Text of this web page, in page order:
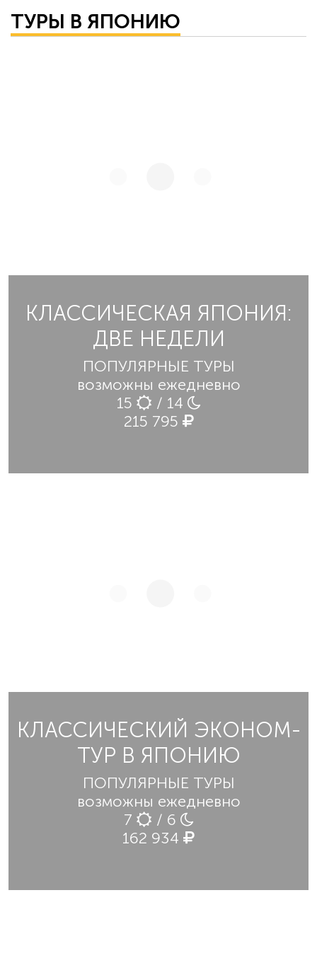
ТУРЫ В ЯПОНИЮ
КЛАССИЧЕСКАЯ ЯПОНИЯ:
ДВЕ НЕДЕЛИ
ПОПУЛЯРНЫЕ ТУРЫ
возможны ежедневно
15
/ 14
215 795
КЛАССИЧЕСКИЙ ЭКОНОМ-
ТУР В ЯПОНИЮ
ПОПУЛЯРНЫЕ ТУРЫ
возможны ежедневно
7
/ 6
162 934